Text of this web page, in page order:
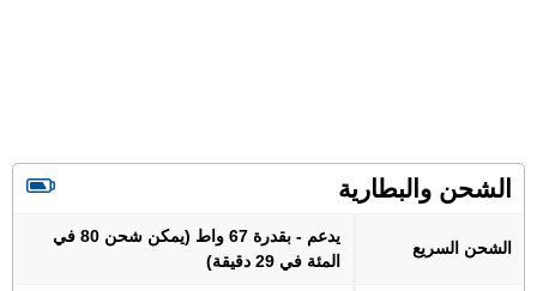
الشحن والبطارية
الشحن السريع
يدعم - بقدرة 67 واط (يمكن شحن 80 في
المئة في 29 دقيقة)